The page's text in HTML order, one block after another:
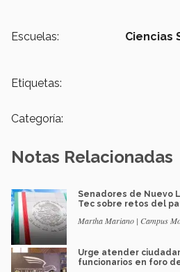
Escuelas: Ciencias
Etiquetas:
Categoría:
Notas Relacionadas
Senadores de Nuevo
Tec sobre retos del
Martha Mariano | Campus
Urge atender
funcionarios en foro